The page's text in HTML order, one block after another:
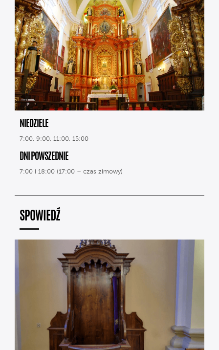
NIEDZIELE
7:00, 9:00, 11:00, 15:00
DNI POWSZEDNIE
7:00 i 18:00 (17:00 – czas zimowy)
SPOWIEDŹ